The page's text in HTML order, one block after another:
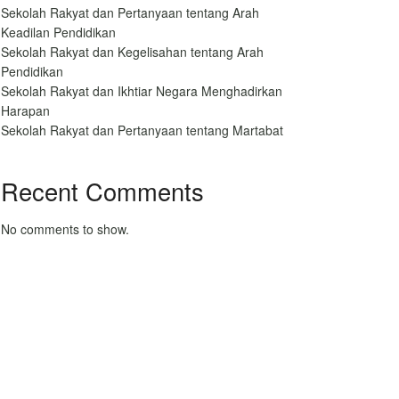
Sekolah Rakyat dan Pertanyaan tentang Arah
Keadilan Pendidikan
Sekolah Rakyat dan Kegelisahan tentang Arah
Pendidikan
Sekolah Rakyat dan Ikhtiar Negara Menghadirkan
Harapan
Sekolah Rakyat dan Pertanyaan tentang Martabat
Recent Comments
No comments to show.